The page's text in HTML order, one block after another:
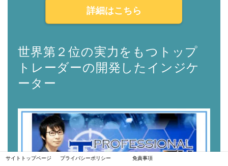
詳細はこちら
世界第２位の実力をもつトップ
トレーダーの開発したインジケ
ーター
サイトトップページ プライバシーポリシー 免責事項